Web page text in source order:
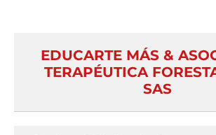
EDUCARTE MÁS &
TERAPÉUTICA
SAS